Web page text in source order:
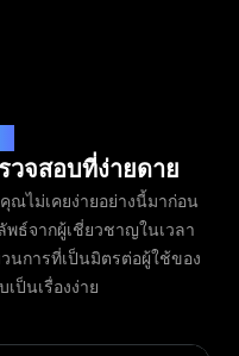
จสอบที่ง่ายดาย
ไม่เคยง่ายอย่างนี้มาก่อน
ธ์จากผู้เชี่ยวชาญในเวลา
นการที่เป็นมิตรต่อผู้ใช้ของ
ป็นเรื่องง่าย